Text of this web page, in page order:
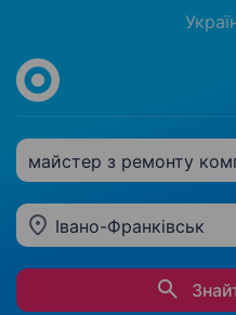
майстер з ремонту
Івано-Франківськ